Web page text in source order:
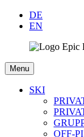
DE
EN
Menu
SKI
OFF-